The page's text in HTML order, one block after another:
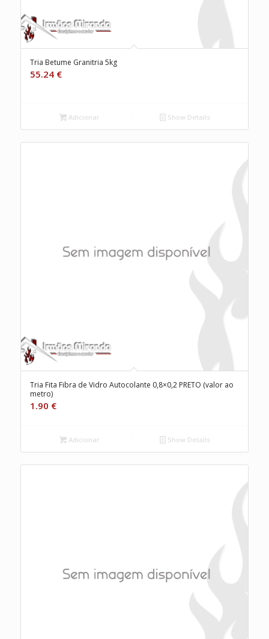
Tria Betume Granitria 5kg
55.24 €
Adicionar Show Details
Tria Fita Fibra de Vidro Autocolante 0,8×0,2 PRETO (valor ao
metro)
1.90 €
Adicionar Show Details